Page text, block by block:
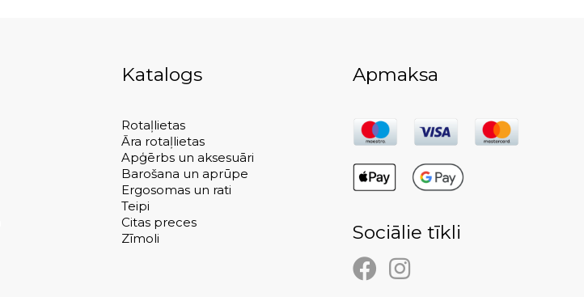
Katalogs
Rotaļlietas
Āra rotaļlietas
Apģērbs un aksesuāri
Barošana un aprūpe
Ergosomas un rati
Teipi
Citas preces
Zīmoli
Apmaksa
Sociālie tīkli